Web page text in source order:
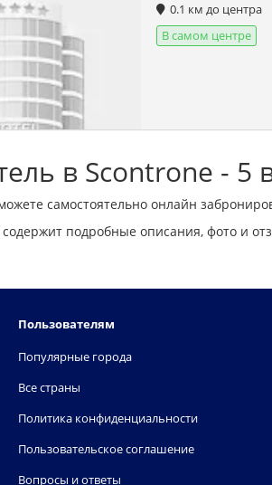
0.1 км до центра
В самом центре
в Scontrone - 5
самостоятельно онлайн
подробные описания, фото и
Пользователям
Популярные города
Все страны
Политика конфиденциальности
Пользовательское соглашение
Вопросы и ответы